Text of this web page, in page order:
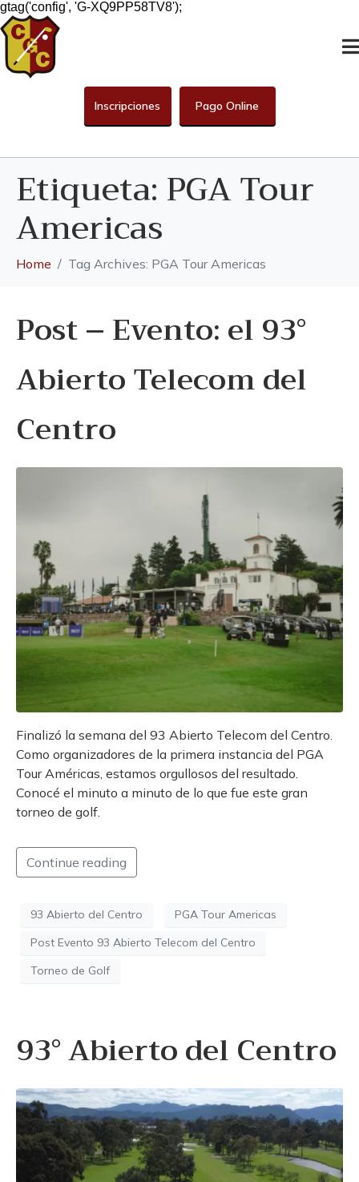
gtag('config', 'G-XQ9PP58TV8');
Inscripciones Pago Online
Etiqueta:PGA Tour
Americas
Home Tag Archives: PGA Tour Americas
Post – Evento: el 93°
Abierto Telecom del
Centro
Finalizó la semana del 93 Abierto Telecom del Centro.
Como organizadores de la primera instancia del PGA
Tour Américas, estamos orgullosos del resultado.
Conocé el minuto a minuto de lo que fue este gran
torneo de golf.
Continue reading
93 Abierto del Centro
PGA Tour Americas
Post Evento 93 Abierto Telecom del Centro
Torneo de Golf
93° Abierto del Centro